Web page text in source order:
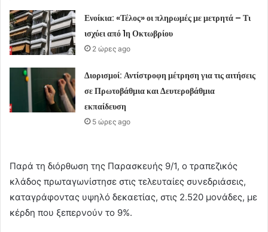
Ενοίκια: «Τέλος» οι πληρωμές με μετρητά – Τι
ισχύει από 1η Οκτωβρίου
2 ώρες ago
Διορισμοί: Αντίστροφη μέτρηση για τις αιτήσεις
σε Πρωτοβάθμια και Δευτεροβάθμια
εκπαίδευση
5 ώρες ago
Παρά τη διόρθωση της Παρασκευής 9/1, ο τραπεζικός
κλάδος πρωταγωνίστησε στις τελευταίες συνεδριάσεις,
καταγράφοντας υψηλό δεκαετίας, στις 2.520 μονάδες, με
κέρδη που ξεπερνούν το 9%.